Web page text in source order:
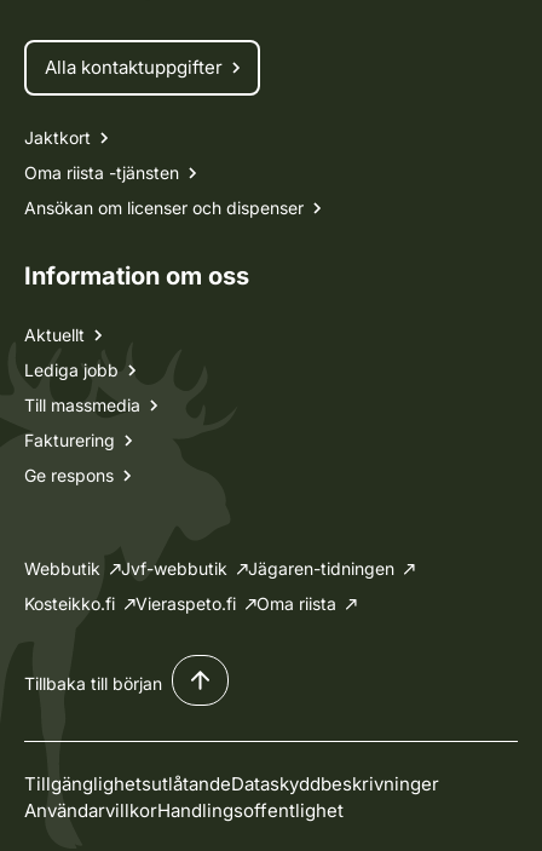
Alla kontaktuppgifter
Jaktkort
Oma riista -tjänsten
Ansökan om licenser och dispenser
Information om oss
Aktuellt
Lediga jobb
Till massmedia
Fakturering
Ge respons
Webbutik Jvf-webbutik
Jägaren-tidningen
Kosteikko.fi
Vieraspeto.fi Oma riista
Tillbaka till början
TillgänglighetsutlåtandeDataskyddbeskrivninger
AnvändarvillkorHandlingsoffentlighet